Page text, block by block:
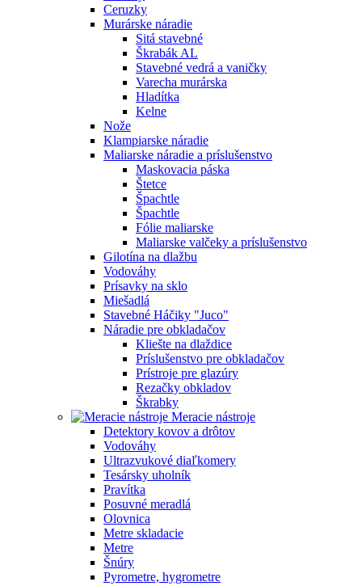
Ceruzky
Murárske náradie
Sitá stavebné
Škrabák AL
Stavebné vedrá a vaničky
Varecha murárska
Hladítka
Kelne
Nože
Klampiarske náradie
Maliarske náradie a príslušenstvo
Maskovacia páska
Štetce
Špachtle
Špachtle
Fólie maliarske
Maliarske valčeky a príslušenstvo
Gilotína na dlažbu
Vodováhy
Prísavky na sklo
Miešadlá
Stavebné Háčiky "Juco"
Náradie pre obkladačov
Kliešte na dlaždice
Príslušenstvo pre obkladačov
Prístroje pre glazúry
Rezačky obkladov
Škrabky
Meracie nástroje
Detektory kovov a drôtov
Vodováhy
Ultrazvukové diaľkomery
Tesársky uholník
Pravítka
Posuvné meradlá
Olovnica
Metre skladacie
Metre
Šnúry
Pyrometre, hygrometre